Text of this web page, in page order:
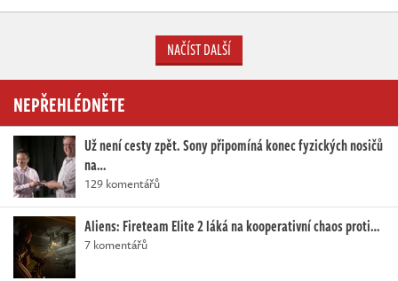
NAČÍST DALŠÍ
NEPŘEHLÉDNĚTE
Už není cesty zpět. Sony připomíná konec fyzických nosičů
na…
129 komentářů
Aliens: Fireteam Elite 2 láká na kooperativní chaos proti…
7 komentářů